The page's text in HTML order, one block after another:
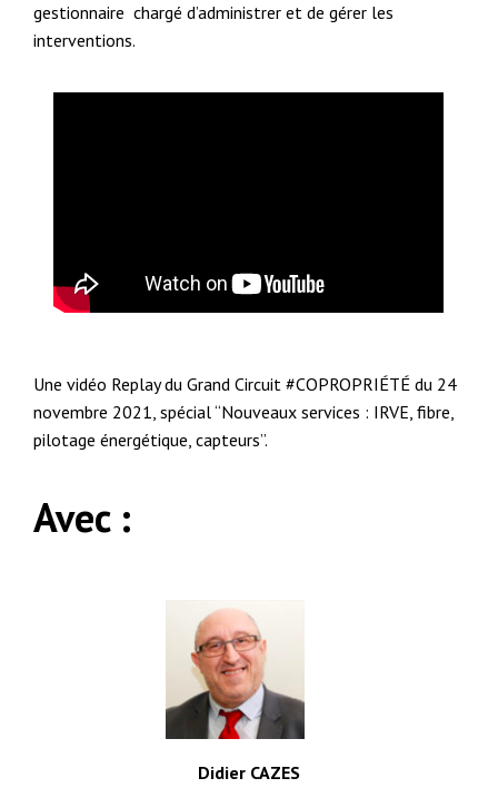
gestionnaire chargé d’administrer et de gérer les
interventions.
Une vidéo Replay du Grand Circuit #COPROPRIÉTÉ du 24
novembre 2021, spécial “Nouveaux services : IRVE, fibre,
pilotage énergétique, capteurs”.
Avec :
Didier CAZES